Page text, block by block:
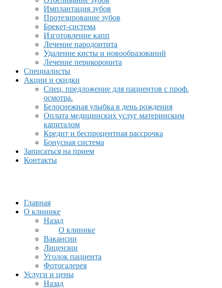
Имплантация зубов
Протезирование зубов
Брекет-система
Изготовление капп
Лечение пародонтита
Удаление кисты и новообразований
Лечение перикоронита
Специалисты
Акции и скидки
Спец. предложение для пациентов с проф.
осмотра.
Белоснежная улыбка в день рождения
Оплата медицинских услуг материнским
капиталом
Кредит и беспроцентная рассрочка
Бонусная система
Записаться на прием
Контакты
Главная
О клинике
Назад
О клинике
Вакансии
Лицензии
Уголок пациента
Фотогалерея
Услуги и цены
Назад